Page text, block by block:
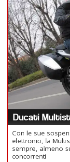
Ducati
Con le sue
elettronici, la
sempre, almeno
concorrenti